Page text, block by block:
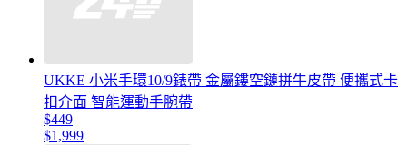
UKKE 小米手環10/9錶帶 金屬鏤空鏈拼牛皮帶 便攜式卡
扣介面 智能運動手腕帶
$449
$1,999